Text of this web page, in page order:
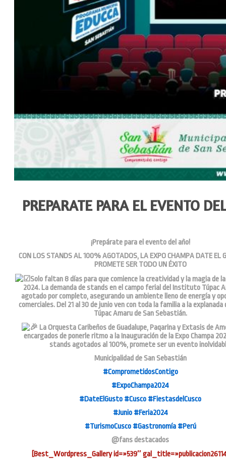
PREPARATE PARA EL EVENTO
¡Prepárate para el evento del año!
CON LOS STANDS AL 100% AGOTADOS, LA EXPO CHAMPA DATE EL
PROMETE SER TODO UN ÉXITO
Solo faltan 8 días para que comience la creatividad y la magia de la
2024. La demanda de stands en el campo ferial del Instituto Túpac
agotado por completo, asegurando un ambiente lleno de energía y
comerciales. Del 21 al 30 de junio ven con toda la familia a la
Túpac Amaru de San Sebastián.
La Orquesta Caribeños de Guadalupe, Paqarina y Extasis de
encargados de ponerle ritmo a la Inauguración de la Expo Champa
stands agotados al 100%, promete ser un evento
Municipalidad de San Sebastián
#ComprometidosContigo
#ExpoChampa2024
#DateElGusto #Cusco #FiestasdelCusco
#Junio #Feria2024
#TurismoCusco #Gastronomía #Perú
@fans destacados
[Best_Wordpress_Gallery id=»539″